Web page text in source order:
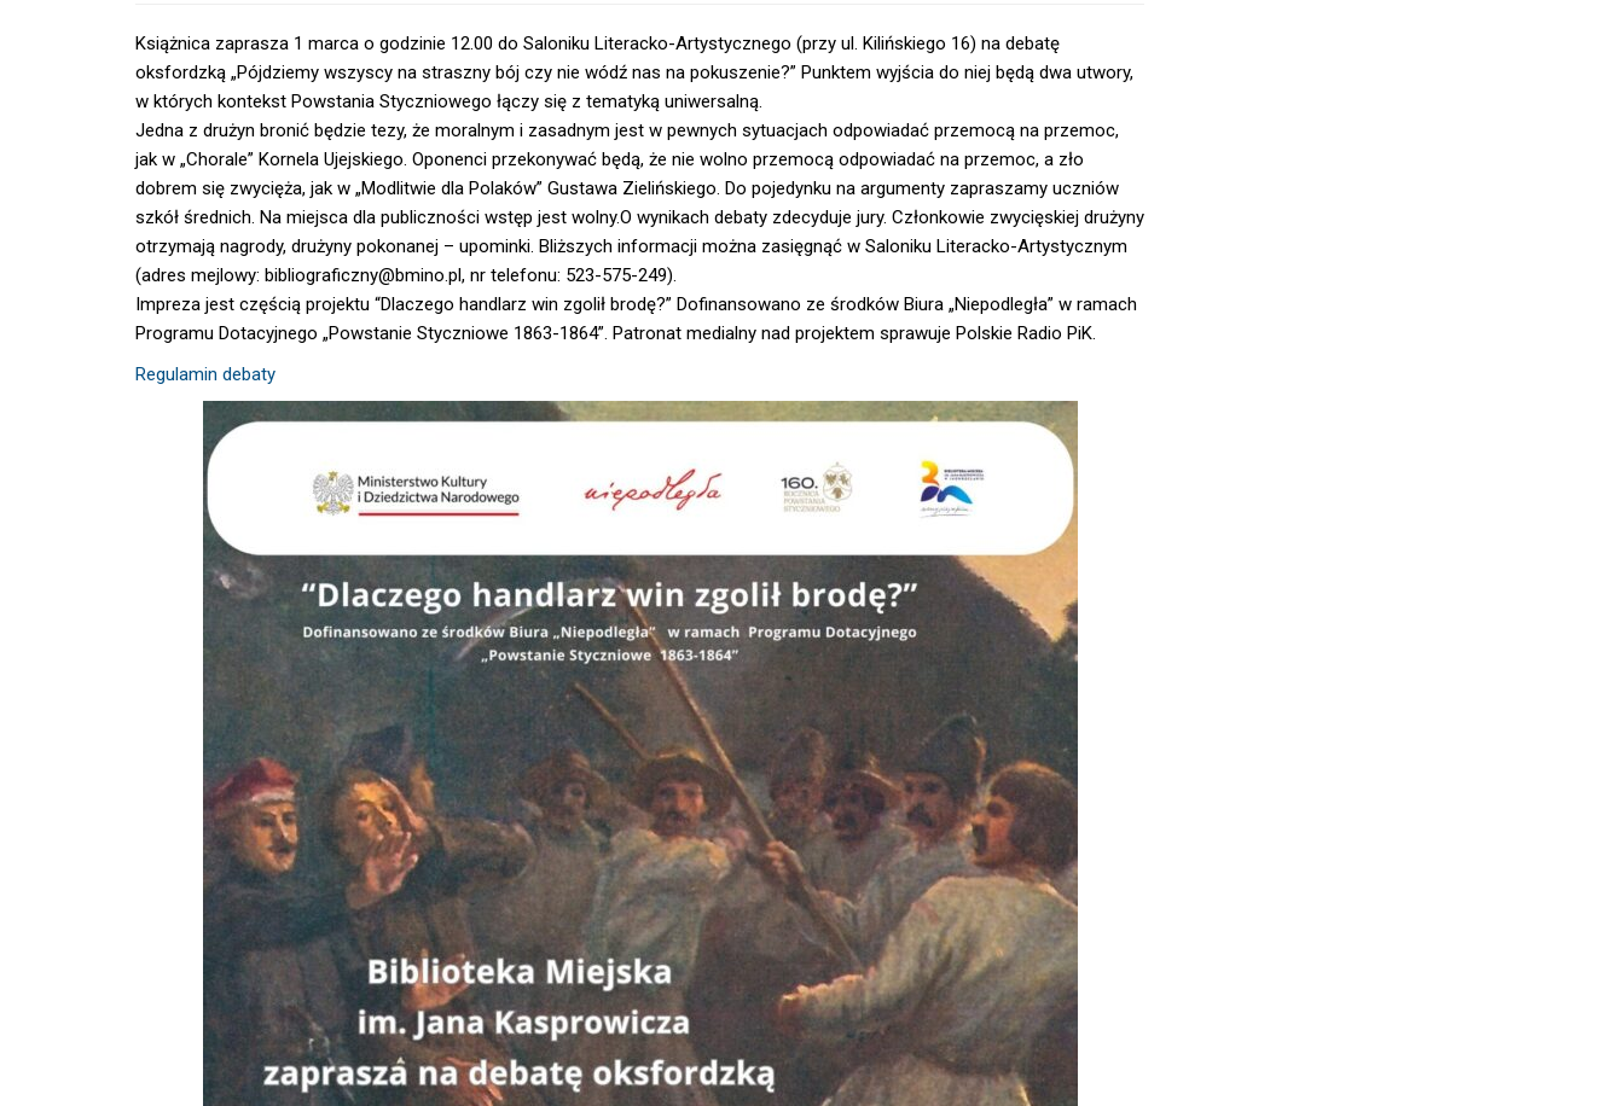
Książnica zaprasza 1 marca o godzinie 12.00 do Saloniku Literacko-Artystycznego (przy ul. Kilińskiego 16) na debatę
oksfordzką „Pójdziemy wszyscy na straszny bój czy nie wódź nas na pokuszenie?” Punktem wyjścia do niej będą dwa utwory,
w których kontekst Powstania Styczniowego łączy się z tematyką uniwersalną.
Jedna z drużyn bronić będzie tezy, że moralnym i zasadnym jest w pewnych sytuacjach odpowiadać przemocą na przemoc,
jak w „Chorale” Kornela Ujejskiego. Oponenci przekonywać będą, że nie wolno przemocą odpowiadać na przemoc, a zło
dobrem się zwycięża, jak w „Modlitwie dla Polaków” Gustawa Zielińskiego. Do pojedynku na argumenty zapraszamy uczniów
szkół średnich. Na miejsca dla publiczności wstęp jest wolny.O wynikach debaty zdecyduje jury. Członkowie zwycięskiej drużyny
otrzymają nagrody, drużyny pokonanej – upominki. Bliższych informacji można zasięgnąć w Saloniku Literacko-Artystycznym
(adres mejlowy: bibliograficzny@bmino.pl, nr telefonu: 523-575-249).
Impreza jest częścią projektu “Dlaczego handlarz win zgolił brodę?” Dofinansowano ze środków Biura „Niepodległa” w ramach
Programu Dotacyjnego „Powstanie Styczniowe 1863-1864”. Patronat medialny nad projektem sprawuje Polskie Radio PiK.
Regulamin debaty